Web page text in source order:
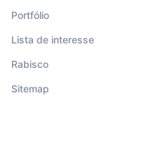
Portfólio
Lista de interesse
Rabisco
Sitemap